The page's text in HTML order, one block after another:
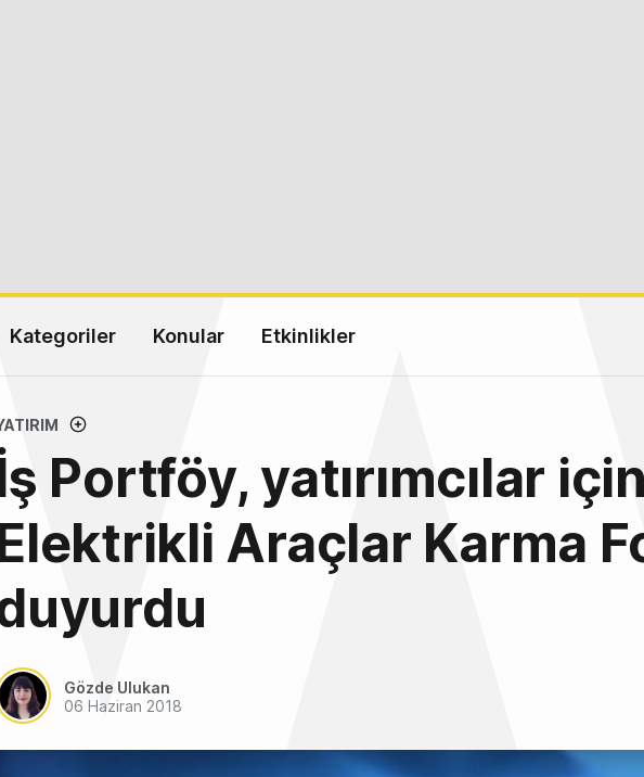
Kategoriler Konular Etkinlikler
Portföy, yatırımcılar
Araçlar Karma
Gözde Ulukan
06 Haziran 2018